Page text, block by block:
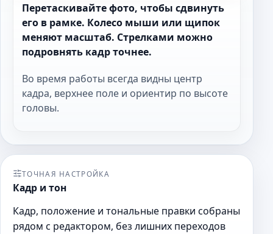
Перетаскивайте фото, чтобы сдвинуть
его в рамке. Колесо мыши или щипок
меняют масштаб. Стрелками можно
подровнять кадр точнее.
Во время работы всегда видны центр
кадра, верхнее поле и ориентир по высоте
головы.
ТОЧНАЯ НАСТРОЙКА
Кадр и тон
Кадр, положение и тональные правки собраны
рядом с редактором, без лишних переходов